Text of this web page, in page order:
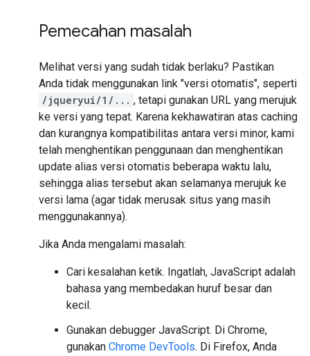
Pemecahan masalah
Melihat versi yang sudah tidak berlaku? Pastikan
Anda tidak menggunakan link "versi otomatis", seperti
/jqueryui/1/... , tetapi gunakan URL yang merujuk
ke versi yang tepat. Karena kekhawatiran atas caching
dan kurangnya kompatibilitas antara versi minor, kami
telah menghentikan penggunaan dan menghentikan
update alias versi otomatis beberapa waktu lalu,
sehingga alias tersebut akan selamanya merujuk ke
versi lama (agar tidak merusak situs yang masih
menggunakannya).
Jika Anda mengalami masalah:
Cari kesalahan ketik. Ingatlah, JavaScript adalah
bahasa yang membedakan huruf besar dan
kecil.
Gunakan debugger JavaScript. Di Chrome,
gunakan Chrome DevTools. Di Firefox, Anda